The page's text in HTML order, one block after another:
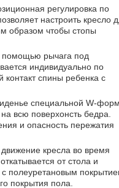
регулировка по
настроить кресло
образом чтобы стопы
рычага под
индивидуально по
спины ребенка с
специальной W-
всю поверхонсть бедра.
и опасность пережатия
движение кресла во время
от стола и
с полеуретановым
покрытия пола.